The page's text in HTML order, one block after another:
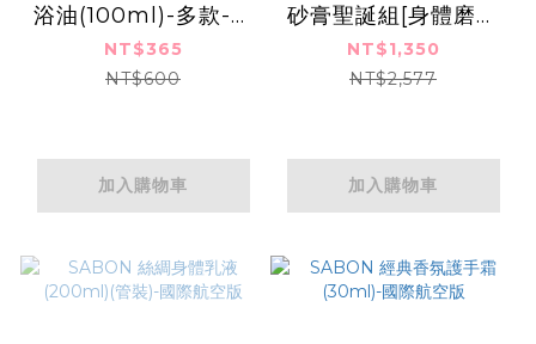
浴油(100ml)-多款-國
際航空版
NT$365
NT$600
加入購物車
砂膏聖誕組[身體磨砂
膏+木勺+小熊毛巾+提
袋]-聖誕交換禮物
NT$1,350
NT$2,577
加入購物車